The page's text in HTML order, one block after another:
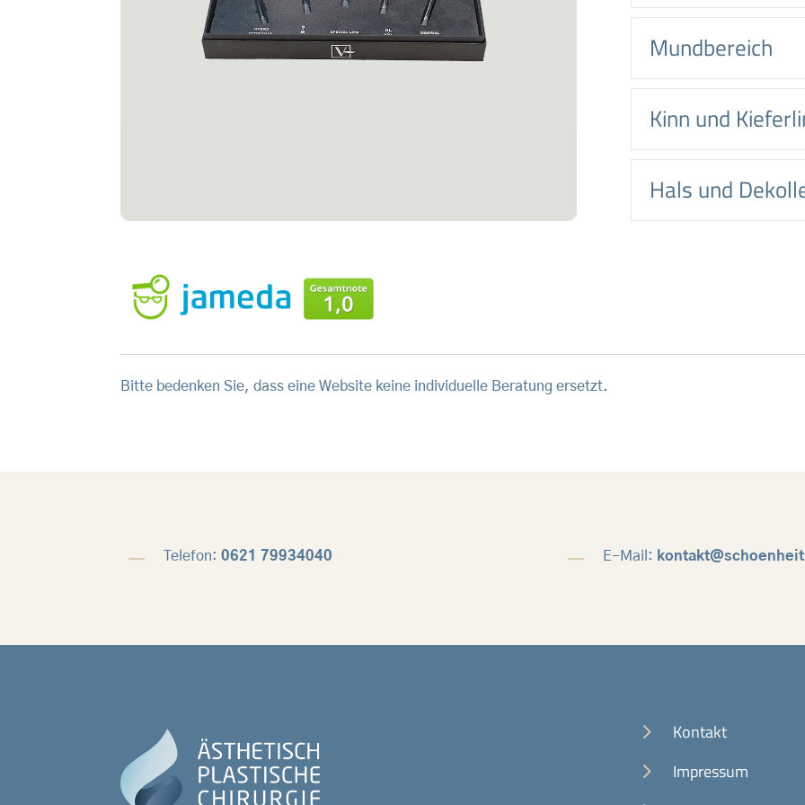
Mundbereich
Kinn und
Hals und
Bitte bedenken Sie, dass eine Website keine individuelle Beratung ersetzt.
K Telefon: 0621 79934040 K E-Mail:
5 Kontakt
5 Impressum